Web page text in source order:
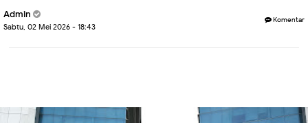
Admin
Sabtu, 02 Mei 2026 - 18:43
Komentar